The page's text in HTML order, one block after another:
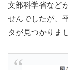
文部科学省など
せんでしたが、
タが見つかりま